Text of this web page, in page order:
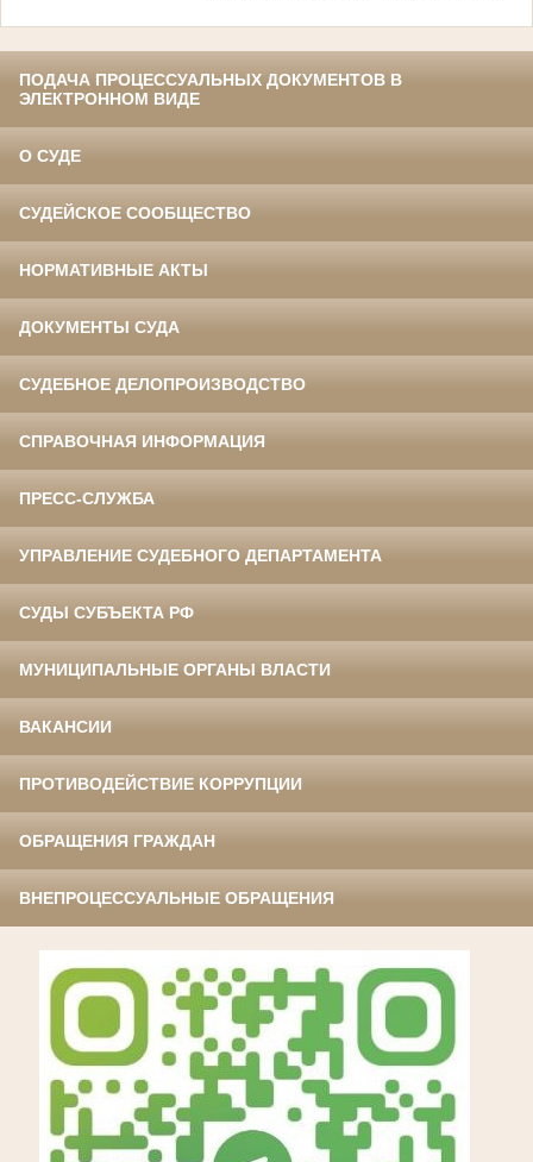
ПОДАЧА ПРОЦЕССУАЛЬНЫХ ДОКУМЕНТОВ В
ЭЛЕКТРОННОМ ВИДЕ
О СУДЕ
СУДЕЙСКОЕ СООБЩЕСТВО
НОРМАТИВНЫЕ АКТЫ
ДОКУМЕНТЫ СУДА
СУДЕБНОЕ ДЕЛОПРОИЗВОДСТВО
СПРАВОЧНАЯ ИНФОРМАЦИЯ
ПРЕСС-СЛУЖБА
УПРАВЛЕНИЕ СУДЕБНОГО ДЕПАРТАМЕНТА
СУДЫ СУБЪЕКТА РФ
МУНИЦИПАЛЬНЫЕ ОРГАНЫ ВЛАСТИ
ВАКАНСИИ
ПРОТИВОДЕЙСТВИЕ КОРРУПЦИИ
ОБРАЩЕНИЯ ГРАЖДАН
ВНЕПРОЦЕССУАЛЬНЫЕ ОБРАЩЕНИЯ